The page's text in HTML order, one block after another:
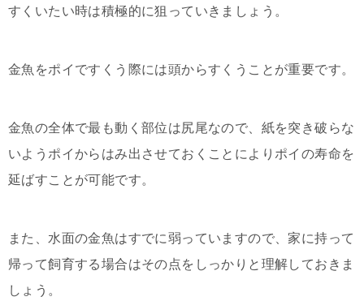
すくいたい時は積極的に狙っていきましょう。
金魚をポイですくう際には頭からすくうことが重要です。
金魚の全体で最も動く部位は尻尾なので、紙を突き破らな
いようポイからはみ出させておくことによりポイの寿命を
延ばすことが可能です。
また、水面の金魚はすでに弱っていますので、家に持って
帰って飼育する場合はその点をしっかりと理解しておきま
しょう。